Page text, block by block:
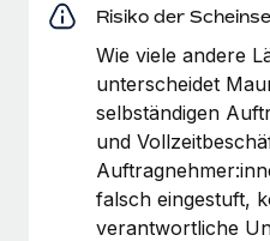
Risiko der
Wie viele andere
unterscheidet
selbständigen
und
falsch eingestuft,
verantwortliche